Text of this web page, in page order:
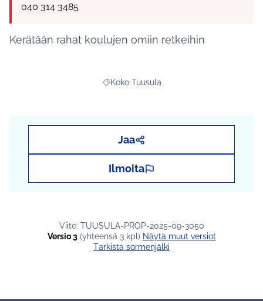
040 314 3485
Kerätään rahat koulujen omiin retkeihin
Rajaa tulokset teeman mukaan: Koko
Koko Tuusula
Jaa
Ilmoita
Viite: TUUSULA-PROP-2025-09-3050
Versio 3(yhteensä 3 kpl)
näytä muut versiot
Tarkista sormenjälki